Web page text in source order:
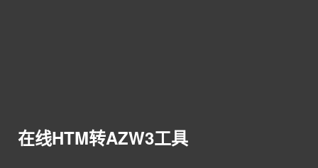
在线HTM转AZW3工具